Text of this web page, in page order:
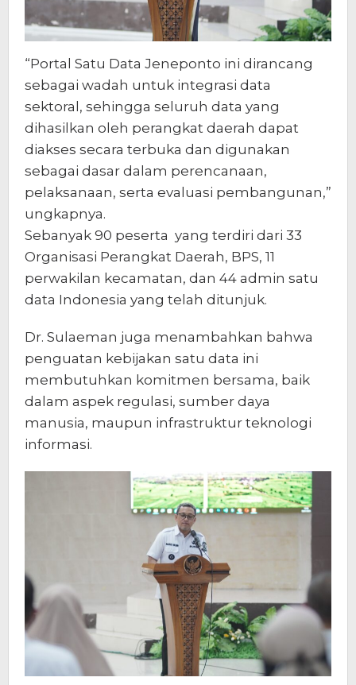
“Portal Satu Data Jeneponto ini dirancang
sebagai wadah untuk integrasi data
sektoral, sehingga seluruh data yang
dihasilkan oleh perangkat daerah dapat
diakses secara terbuka dan digunakan
sebagai dasar dalam perencanaan,
pelaksanaan, serta evaluasi pembangunan,”
ungkapnya.
Sebanyak 90 peserta yang terdiri dari 33
Organisasi Perangkat Daerah, BPS, 11
perwakilan kecamatan, dan 44 admin satu
data Indonesia yang telah ditunjuk.
Dr. Sulaeman juga menambahkan bahwa
penguatan kebijakan satu data ini
membutuhkan komitmen bersama, baik
dalam aspek regulasi, sumber daya
manusia, maupun infrastruktur teknologi
informasi.